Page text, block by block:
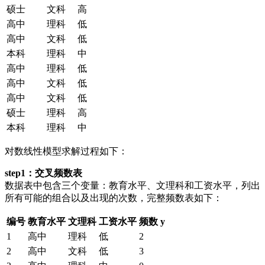
硕士 文科
高
高中
理科
低
高中
文科
低
本科
理科
中
高中
理科
低
高中
文科
低
高中
文科
低
硕士
理科
高
本科
理科 中
对数线性模型求解过程如下：
step1：交叉频数表
数据表中包含三个变量：教育水平、文理科和工资水平，列出
所有可能的组合以及出现的次数，完整频数表如下：
编号 教育水平 文理科 工资水平 频数 y
1
高中 理科 低
2
2
高中 文科 低
3